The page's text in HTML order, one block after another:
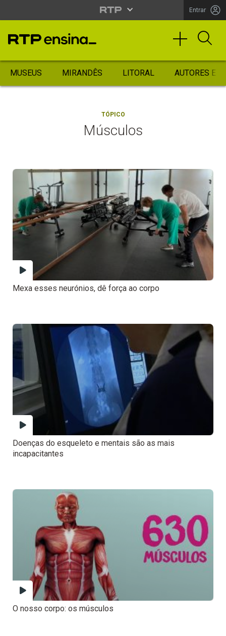
Entrar
MUSEUS MIRANDÊS LITORAL AUTORES
TÓPICO
Músculos
Mexa esses neurónios, dê força ao corpo
Doenças do esqueleto e mentais são as mais
incapacitantes
O nosso corpo: os músculos